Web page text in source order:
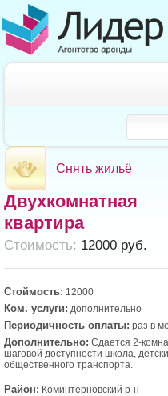
Снять жильё
Двухкомнатная
квартира
Cтоимость: 12000 руб.
Стоймость: 12000
Ком. услуги: дополнительно
Периодичность оплаты: раз в
Дополнительно: Сдается 2-
шаговой доступности школа,
общественного транспорта.
Район: Коминтерновский р-н